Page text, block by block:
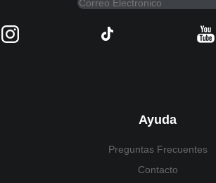
Ayuda
Preguntas Frecuentes
Contacto